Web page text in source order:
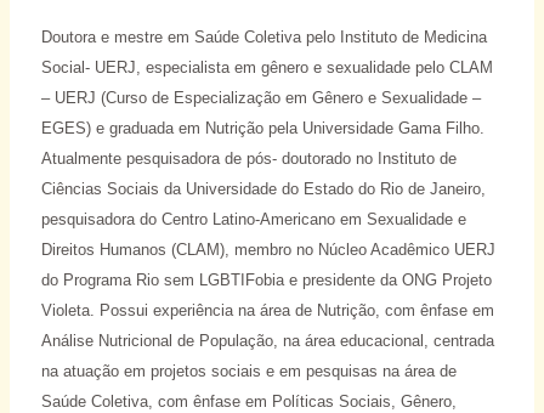
Doutora e mestre em Saúde Coletiva pelo Instituto de Medicina
Social- UERJ, especialista em gênero e sexualidade pelo CLAM
– UERJ (Curso de Especialização em Gênero e Sexualidade –
EGES) e graduada em Nutrição pela Universidade Gama Filho.
Atualmente pesquisadora de pós- doutorado no Instituto de
Ciências Sociais da Universidade do Estado do Rio de Janeiro,
pesquisadora do Centro Latino-Americano em Sexualidade e
Direitos Humanos (CLAM), membro no Núcleo Acadêmico UERJ
do Programa Rio sem LGBTIFobia e presidente da ONG Projeto
Violeta. Possui experiência na área de Nutrição, com ênfase em
Análise Nutricional de População, na área educacional, centrada
na atuação em projetos sociais e em pesquisas na área de
Saúde Coletiva, com ênfase em Políticas Sociais, Gênero,